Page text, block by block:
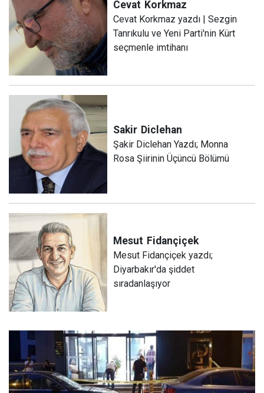
Cevat Korkmaz
Cevat Korkmaz yazdı | Sezgin
Tanrıkulu ve Yeni Parti'nin Kürt
seçmenle imtihanı
Sakir Diclehan
Şakir Diclehan Yazdı; Monna
Rosa Şiirinin Üçüncü Bölümü
Mesut Fidançiçek
Mesut Fidançiçek yazdı;
Diyarbakır'da şiddet
sıradanlaşıyor